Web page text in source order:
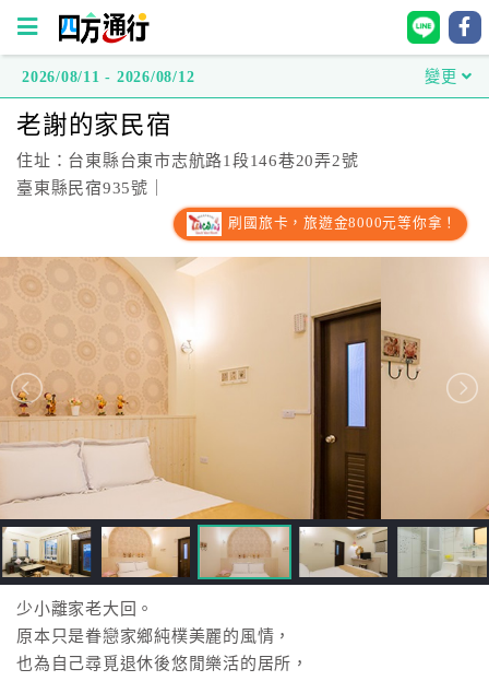
方
通
行
灣
房
接
跟
飯
店
訂
房
HOT
2026/08/11 - 2026/08/12 變更
老謝的家民宿
住址：台東縣台東市志航路1段146巷20弄2號
臺東縣民宿935號｜
刷國旅卡，旅遊金8000元等你拿！
少小離家老大回。
原本只是眷戀家鄉純樸美麗的風情，
也為自己尋覓退休後悠閒樂活的居所，